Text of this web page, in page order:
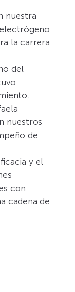
nuestra
la carrera
del
nuestros
de
y el
con
cadena de